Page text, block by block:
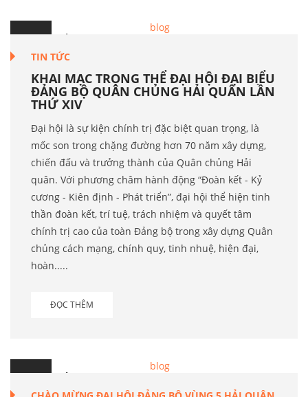
23 Th.7
TIN TỨC
KHAI MẠC TRỌNG THỂ ĐẠI HỘI ĐẠI BIỂU
ĐẢNG BỘ QUÂN CHỦNG HẢI QUÂN LẦN
THỨ XIV
Đại hội là sự kiện chính trị đặc biệt quan trọng, là
mốc son trong chặng đường hơn 70 năm xây dựng,
chiến đấu và trưởng thành của Quân chủng Hải
quân. Với phương châm hành động “Đoàn kết - Kỷ
cương - Kiên định - Phát triển”, đại hội thể hiện tinh
thần đoàn kết, trí tuệ, trách nhiệm và quyết tâm
chính trị cao của toàn Đảng bộ trong xây dựng Quân
chủng cách mạng, chính quy, tinh nhuệ, hiện đại,
hoàn.....
ĐỌC THÊM
4 Th.6